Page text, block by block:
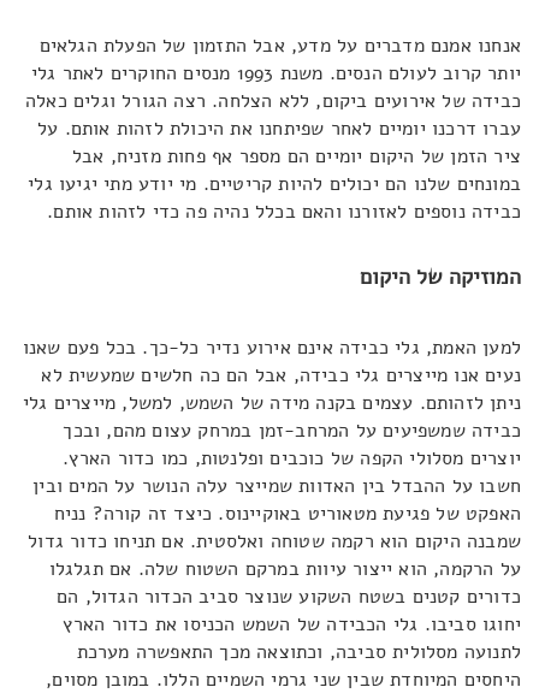
אנחנו אמנם מדברים על מדע, אבל התזמון של הפעלת הגלאים
יותר קרוב לעולם הנסים. משנת 1993 מנסים החוקרים לאתר גלי
כבידה של אירועים ביקום, ללא הצלחה. רצה הגורל וגלים כאלה
עברו דרכנו יומיים לאחר שפיתחנו את היכולת לזהות אותם. על
ציר הזמן של היקום יומיים הם מספר אף פחות מזניח, אבל
במונחים שלנו הם יכולים להיות קריטיים. מי יודע מתי יגיעו גלי
כבידה נוספים לאזורנו והאם בכלל נהיה פה כדי לזהות אותם.
המוזיקה של היקום
למען האמת, גלי כבידה אינם אירוע נדיר כל-כך. בכל פעם שאנו
נעים אנו מייצרים גלי כבידה, אבל הם כה חלשים שמעשית לא
ניתן לזהותם. עצמים בקנה מידה של השמש, למשל, מייצרים גלי
כבידה שמשפיעים על המרחב-זמן במרחק עצום מהם, ובכך
יוצרים מסלולי הקפה של כוכבים ופלנטות, כמו כדור הארץ.
חשבו על ההבדל בין האדוות שמייצר עלה הנושר על המים ובין
האפקט של פגיעת מטאוריט באוקיינוס. כיצד זה קורה? נניח
שמבנה היקום הוא רקמה שטוחה ואלסטית. אם תניחו כדור גדול
על הרקמה, הוא ייצור עיוות במרקם השטוח שלה. אם תגלגלו
כדורים קטנים בשטח השקוע שנוצר סביב הכדור הגדול, הם
יחוגו סביבו. גלי הכבידה של השמש הכניסו את כדור הארץ
לתנועה מסלולית סביבה, וכתוצאה מכך התאפשרה מערכת
היחסים המיוחדת שבין שני גרמי השמיים הללו. במובן מסוים,